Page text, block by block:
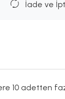
İade ve
10 adetten